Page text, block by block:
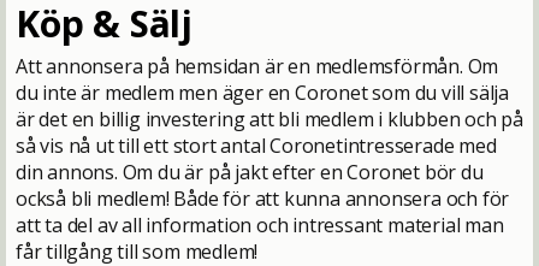
Köp & Sälj
Att annonsera på hemsidan är en medlemsförmån. Om
du inte är medlem men äger en Coronet som du vill sälja
är det en billig investering att bli medlem i klubben och på
så vis nå ut till ett stort antal Coronetintresserade med
din annons. Om du är på jakt efter en Coronet bör du
också bli medlem! Både för att kunna annonsera och för
att ta del av all information och intressant material man
får tillgång till som medlem!